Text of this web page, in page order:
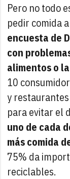
Pero no todo
pedir comida
encuesta de
con
alimentos o
10
y
para evitar el
uno de cada
más comida
75% da
reciclables.